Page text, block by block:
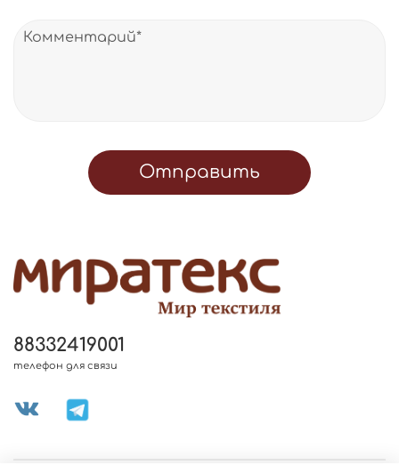
Отправить
88332419001
телефон для связи